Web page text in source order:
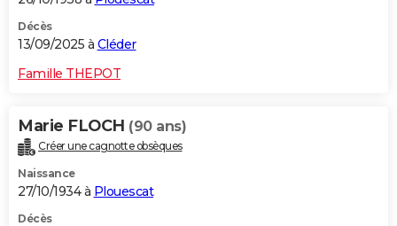
Décès
13/09/2025 à Cléder
Famille THEPOT
Marie FLOCH (90 ans)
Créer une cagnotte obsèques
Naissance
27/10/1934 à Plouescat
Décès